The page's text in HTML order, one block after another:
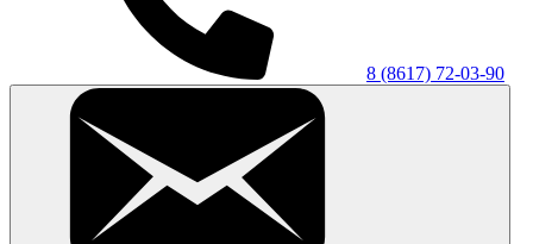
8 (8617) 72-03-90